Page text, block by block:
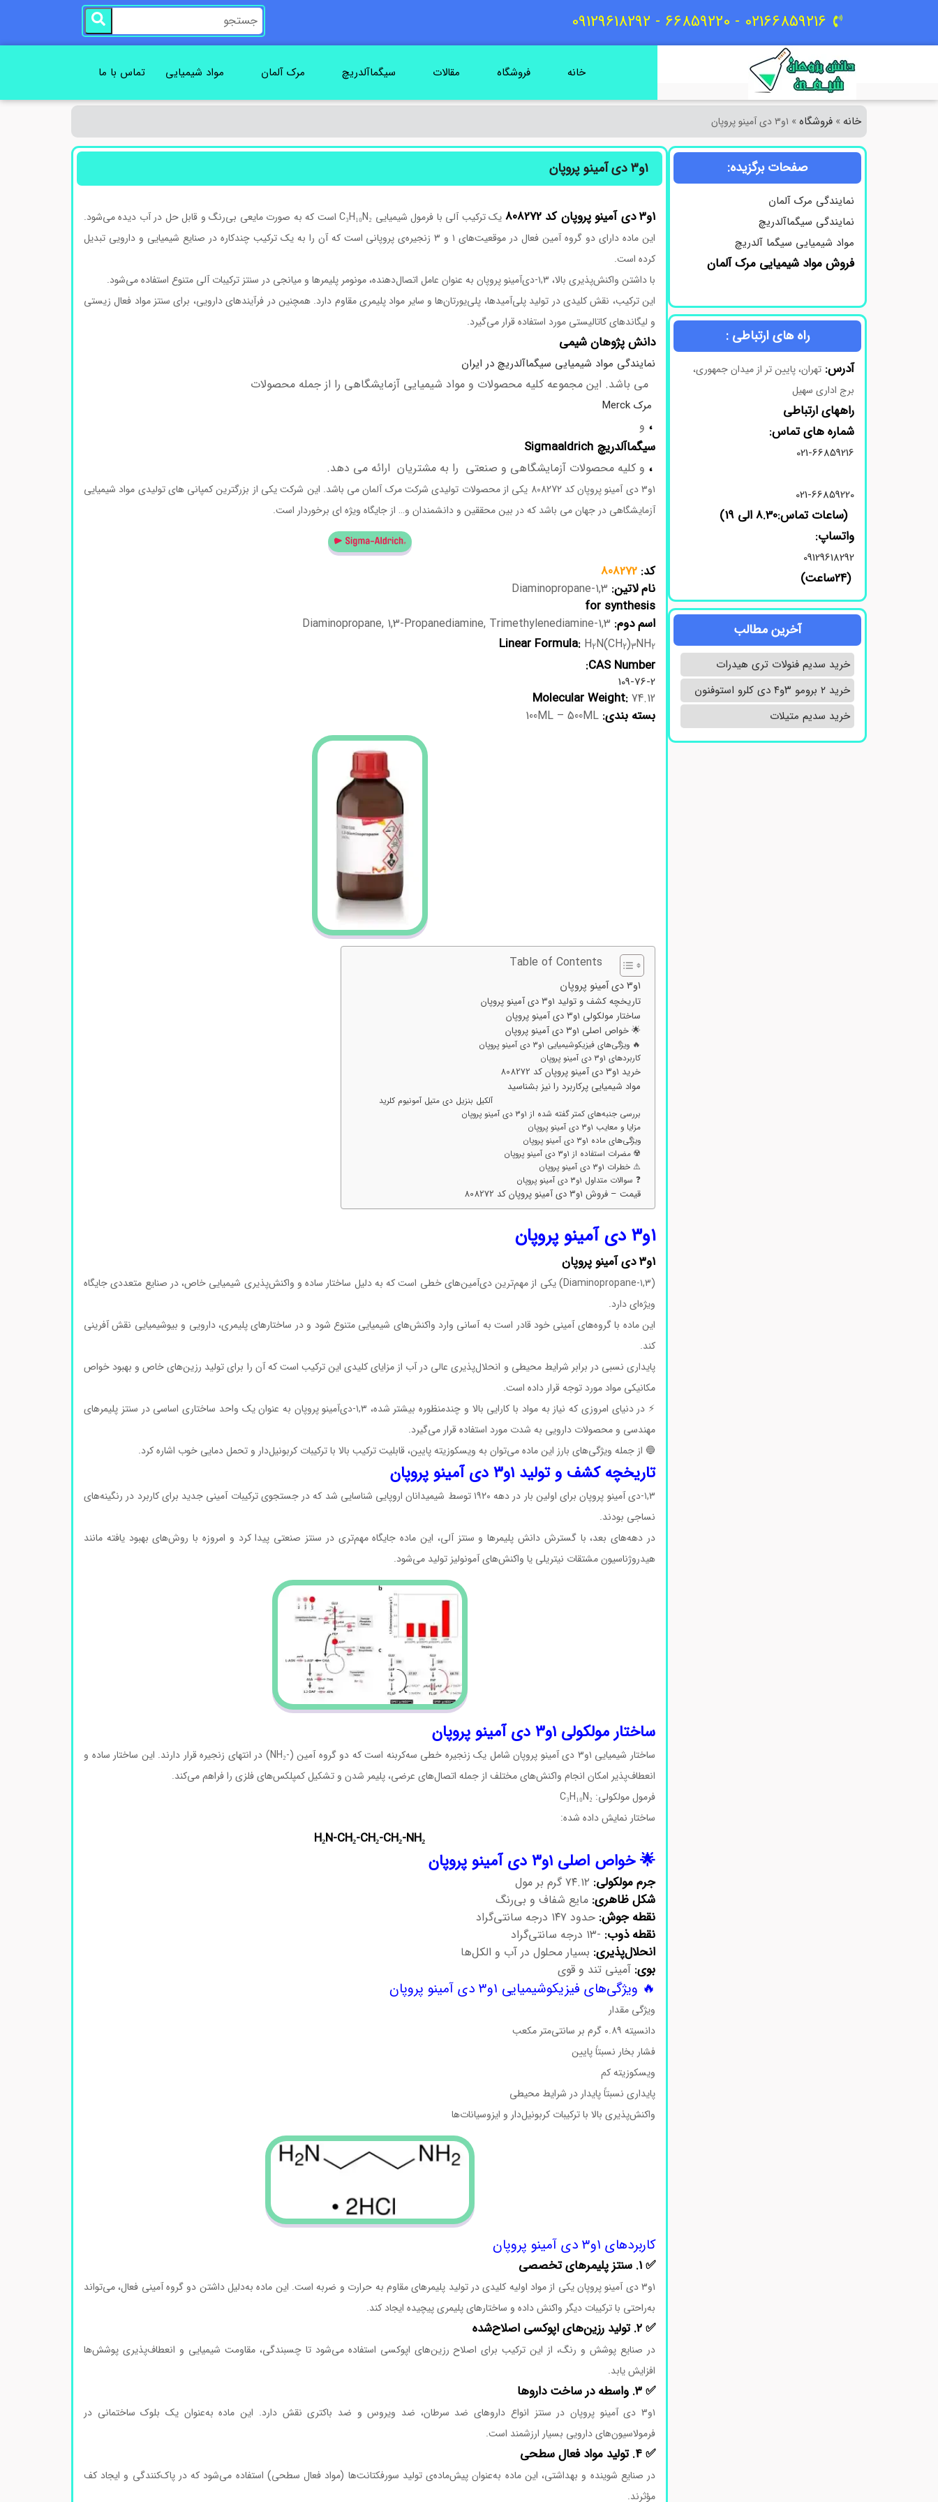
02166859216 - 66859220 - 09129618292
خانه فروشگاه مقالات سیگماآلدریچ مرک آلمان مواد شیمیایی تماس با ما
خانه » فروشگاه» ۱و۳ دی‌ آمینو پروپان
صفحات برگزیده:
نمایندگی مرک آلمان
نمایندگی سیگماآلدریچ
مواد شیمیایی سیگما آلدریچ
فروش مواد شیمیایی مرک آلمان
راه های ارتباطی :
آدرس: تهران، پایین تر از میدان جمهوری،
برج اداری سهیل
راههای ارتباطی
شماره های تماس:
021-66859216
021-66859220
(ساعات تماس:8.30 الی 19)
واتساپ:
09129618292
(24ساعت)
آخرین مطالب
خرید سدیم فنولات تری هیدرات
خرید ۲ برومو ۳و۴ دی‌ کلرو استوفنون
خرید سدیم متیلات
۱و۳ دی‌ آمینو پروپان
۱و۳ دی‌ آمینو پروپان کد 808272
یک ترکیب آلی با فرمول شیمیایی C₃H₁₀N₂ است که به صورت مایعی بی‌رنگ و قابل حل در آب دیده می‌شود.
این ماده دارای دو گروه آمین فعال در موقعیت‌های ۱ و ۳ زنجیره‌ی پروپانی است که آن را به یک ترکیب چندکاره در صنایع شیمیایی و دارویی تبدیل
کرده است.
با داشتن واکنش‌پذیری بالا، ۱,۳-دی‌آمینو پروپان به عنوان عامل اتصال‌دهنده، مونومر پلیمرها و میانجی در سنتز ترکیبات آلی متنوع استفاده می‌شود.
این ترکیب، نقش کلیدی در تولید پلی‌آمیدها، پلی‌یورتان‌ها و سایر مواد پلیمری مقاوم دارد. همچنین در فرآیندهای دارویی، برای سنتز مواد فعال زیستی
و لیگاندهای کاتالیستی مورد استفاده قرار می‌گیرد.
دانش پژوهان شیمی
نمایندگی مواد شیمیایی سیگماآلدریچ در ایران
می باشد. این مجموعه کلیه محصولات و مواد شیمیایی آزمایشگاهی را از جمله محصولات
مرک Merck
، و
سیگماآلدریچ Sigmaaldrich
، و کلیه محصولات آزمایشگاهی و صنعتی را به مشتریان ارائه می دهد.
۱و۳ دی‌ آمینو پروپان کد 808272 یکی از محصولات تولیدی شرکت مرک آلمان می باشد. این شرکت یکی از بزرگترین کمپانی های تولیدی مواد شیمیایی
آزمایشگاهی در جهان می باشد که در بین محققین و دانشمندان و… از جایگاه ویژه ای برخوردار است.
کد: 808272
نام لاتین:
for synthesis
اسم دوم:
Linear Formula: H2N(CH2)3NH2
CAS Number:
109-76-2
Molecular Weight: 74.12
بسته بندی:
Table of Contents
۱و۳ دی‌ آمینو پروپان
تاریخچه کشف و تولید ۱و۳ دی‌ آمینو پروپان
ساختار مولکولی ۱و۳ دی‌ آمینو پروپان
🌟 خواص اصلی ۱و۳ دی‌ آمینو پروپان
🔥 ویژگی‌های فیزیکوشیمیایی ۱و۳ دی‌ آمینو پروپان
کاربردهای ۱و۳ دی‌ آمینو پروپان
خرید ۱و۳ دی‌ آمینو پروپان کد 808272
مواد شیمیایی پرکاربرد را نیز بشناسید
آلکیل بنزیل دی متیل آمونیوم کلرید
بررسی جنبه‌های کمتر گفته شده از ۱و۳ دی‌ آمینو پروپان
مزایا و معایب ۱و۳ دی‌ آمینو پروپان
ویژگی‌های ماده ۱و۳ دی‌ آمینو پروپان
☢️ مضرات استفاده از ۱و۳ دی‌ آمینو پروپان
⚠️ خطرات ۱و۳ دی‌ آمینو پروپان
❓ سوالات متداول ۱و۳ دی‌ آمینو پروپان
قیمت – فروش ۱و۳ دی‌ آمینو پروپان کد 808272
۱و۳ دی‌ آمینو پروپان
۱و۳ دی‌ آمینو پروپان
(۱,۳-Diaminopropane) یکی از مهم‌ترین دی‌آمین‌های خطی است که به دلیل ساختار ساده و واکنش‌پذیری شیمیایی خاص، در صنایع متعددی جایگاه
ویژه‌ای دارد.
این ماده با گروه‌های آمینی خود قادر است به آسانی وارد واکنش‌های شیمیایی متنوع شود و در ساختارهای پلیمری، دارویی و بیوشیمیایی نقش آفرینی
کند.
پایداری نسبی در برابر شرایط محیطی و انحلال‌پذیری عالی در آب از مزایای کلیدی این ترکیب است که آن را برای تولید رزین‌های خاص و بهبود خواص
مکانیکی مواد مورد توجه قرار داده است.
⚡ در دنیای امروزی که نیاز به مواد با کارایی بالا و چندمنظوره بیشتر شده، ۱,۳-دی‌آمینو پروپان به عنوان یک واحد ساختاری اساسی در سنتز پلیمرهای
مهندسی و محصولات دارویی به شدت مورد استفاده قرار می‌گیرد.
🔵 از جمله ویژگی‌های بارز این ماده می‌توان به ویسکوزیته پایین، قابلیت ترکیب بالا با ترکیبات کربونیل‌دار و تحمل دمایی خوب اشاره کرد.
تاریخچه کشف و تولید ۱و۳ دی‌ آمینو پروپان
۱,۳-دی‌ آمینو پروپان برای اولین بار در دهه ۱۹۲۰ توسط شیمیدانان اروپایی شناسایی شد که در جستجوی ترکیبات آمینی جدید برای کاربرد در رنگینه‌های
نساجی بودند.
در دهه‌های بعد، با گسترش دانش پلیمرها و سنتز آلی، این ماده جایگاه مهم‌تری در سنتز صنعتی پیدا کرد و امروزه با روش‌های بهبود یافته مانند
هیدروژناسیون مشتقات نیتریلی یا واکنش‌های آمونولیز تولید می‌شود.
ساختار مولکولی ۱و۳ دی‌ آمینو پروپان
ساختار شیمیایی ۱و۳ دی‌ آمینو پروپان شامل یک زنجیره خطی سه‌کربنه است که دو گروه آمین (-NH₂) در انتهای زنجیره قرار دارند. این ساختار ساده و
انعطاف‌پذیر امکان انجام واکنش‌های مختلف از جمله اتصال‌های عرضی، پلیمر شدن و تشکیل کمپلکس‌های فلزی را فراهم می‌کند.
فرمول مولکولی: C₃H₁₀N₂
ساختار نمایش داده شده:
H₂N-CH₂-CH₂-CH₂-NH₂
🌟 خواص اصلی ۱و۳ دی‌ آمینو پروپان
جرم مولکولی:
شکل ظاهری: مایع شفاف و بی‌رنگ
نقطه جوش: حدود ۱۴۷ درجه سانتی‌گراد
نقطه ذوب: -۱۳ درجه سانتی‌گراد
انحلال‌پذیری: بسیار محلول در آب و الکل‌ها
بوی: آمینی تند و قوی
🔥 ویژگی‌های فیزیکوشیمیایی ۱و۳ دی‌ آمینو پروپان
ویژگی مقدار
دانسیته ۰.۸۹ گرم بر سانتی‌متر مکعب
فشار بخار نسبتاً پایین
ویسکوزیته کم
پایداری نسبتاً پایدار در شرایط محیطی
واکنش‌پذیری بالا با ترکیبات کربونیل‌دار و ایزوسیانات‌ها
کاربردهای ۱و۳ دی‌ آمینو پروپان
✅ ۱. سنتز پلیمرهای تخصصی
۱و۳ دی‌ آمینو پروپان یکی از مواد اولیه کلیدی در تولید پلیمرهای مقاوم به حرارت و ضربه است. این ماده به‌دلیل داشتن دو گروه آمینی فعال، می‌تواند
به‌راحتی با ترکیبات دیگر واکنش داده و ساختارهای پلیمری پیچیده ایجاد کند.
✅ ۲. تولید رزین‌های اپوکسی اصلاح‌شده
در صنایع پوشش و رنگ، از این ترکیب برای اصلاح رزین‌های اپوکسی استفاده می‌شود تا چسبندگی، مقاومت شیمیایی و انعطاف‌پذیری پوشش‌ها
افزایش یابد.
✅ ۳. واسطه در ساخت داروها
۱و۳ دی‌ آمینو پروپان در سنتز انواع داروهای ضد سرطان، ضد ویروس و ضد باکتری نقش دارد. این ماده به‌عنوان یک بلوک ساختمانی در
فرمولاسیون‌های دارویی بسیار ارزشمند است.
✅ ۴. تولید مواد فعال سطحی
در صنایع شوینده و بهداشتی، این ماده به‌عنوان پیش‌ماده‌ی تولید سورفکتانت‌ها (مواد فعال سطحی) استفاده می‌شود که در پاک‌کنندگی و ایجاد کف
مؤثرند.